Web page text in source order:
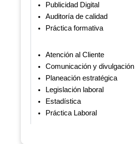
Publicidad Digital
Auditoría de calidad
Práctica formativa
Atención al Cliente
Comunicación y divulgación
Planeación estratégica
Legislación laboral
Estadística
Práctica Laboral